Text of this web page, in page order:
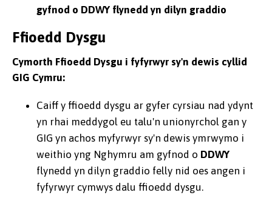
gyfnod o DDWY flynedd yn dilyn graddio
Ffioedd Dysgu
Cymorth Ffioedd Dysgu i fyfyrwyr sy'n dewis cyllid
GIG Cymru:
Caiff y ffioedd dysgu ar gyfer cyrsiau nad ydynt
yn rhai meddygol eu talu'n unionyrchol gan y
GIG yn achos myfyrwyr sy'n dewis ymrwymo i
weithio yng Nghymru am gyfnod o DDWY
flynedd yn dilyn graddio felly nid oes angen i
fyfyrwyr cymwys dalu ffioedd dysgu.